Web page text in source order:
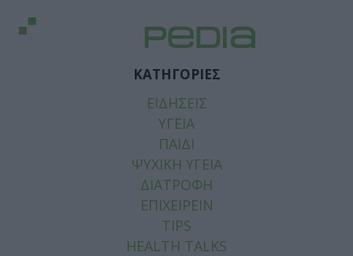
ΚΑΤΗΓΟΡΙΕΣ
ΕΙΔΗΣΕΙΣ
ΥΓΕΙΑ
ΠΑΙΔΙ
ΨΥΧΙΚΗ ΥΓΕΙΑ
ΔΙΑΤΡΟΦΗ
ΕΠΙΧΕΙΡΕΙΝ
TIPS
HEALTH TALKS